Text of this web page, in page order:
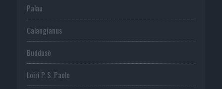
Palau
Calangianus
Buddusò
Loiri P. S. Paolo